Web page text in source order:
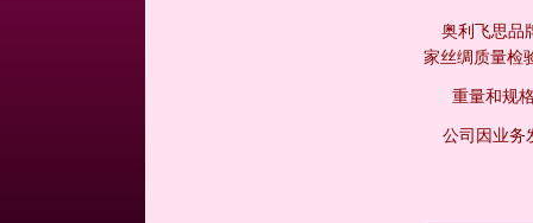
奥利飞思品
家丝绸质量检
重量和规格
公司因业务